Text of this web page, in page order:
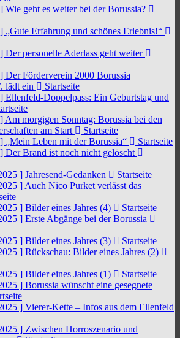
Wie geht es weiter bei der Borussia?
„Gute Erfahrung und schönes Erlebnis!“
Der personelle Aderlass geht weiter
Der Förderverein 2000 Borussia
lädt ein
Startseite
Ellenfeld-Doppelpass: Ein Geburtstag und
Am morgigen Sonntag: Borussia bei den
am Start
Startseite
„Mein Leben mit der Borussia“
Startseite
Der Brand ist noch nicht gelöscht
] Jahresend-Gedanken
Startseite
] Auch Nico Purket verlässt das
] Bilder eines Jahres (4)
Startseite
] Erste Abgänge bei der Borussia
] Bilder eines Jahres (3)
Startseite
] Rückschau: Bilder eines Jahres (2)
] Bilder eines Jahres (1)
Startseite
] Borussia wünscht eine gesegnete
] Vierer-Kette – Infos aus dem Ellenfeld
] Zwischen Horroszenario und